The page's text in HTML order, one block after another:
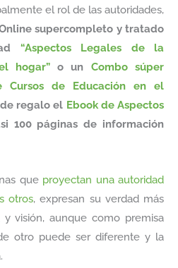
el rol de las autoridades,
supercompleto y tratado
“Aspectos Legales de la
hogar”o un Combo súper
Cursos de Educación en el
regalo el Ebook de Aspectos
100 páginas de información
que proyectan una autoridad
otros, expresan su verdad más
y visión, aunque como premisa
otro puede ser diferente y la